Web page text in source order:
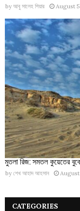
by আবু সালেহ পিয়ার August
মুতলা রিজ: সমতল কুয়েতের
by শেখ আহাদ আহসান
CATEGORIES